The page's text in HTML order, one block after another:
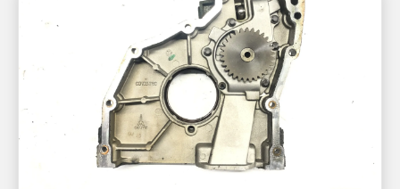
700521031